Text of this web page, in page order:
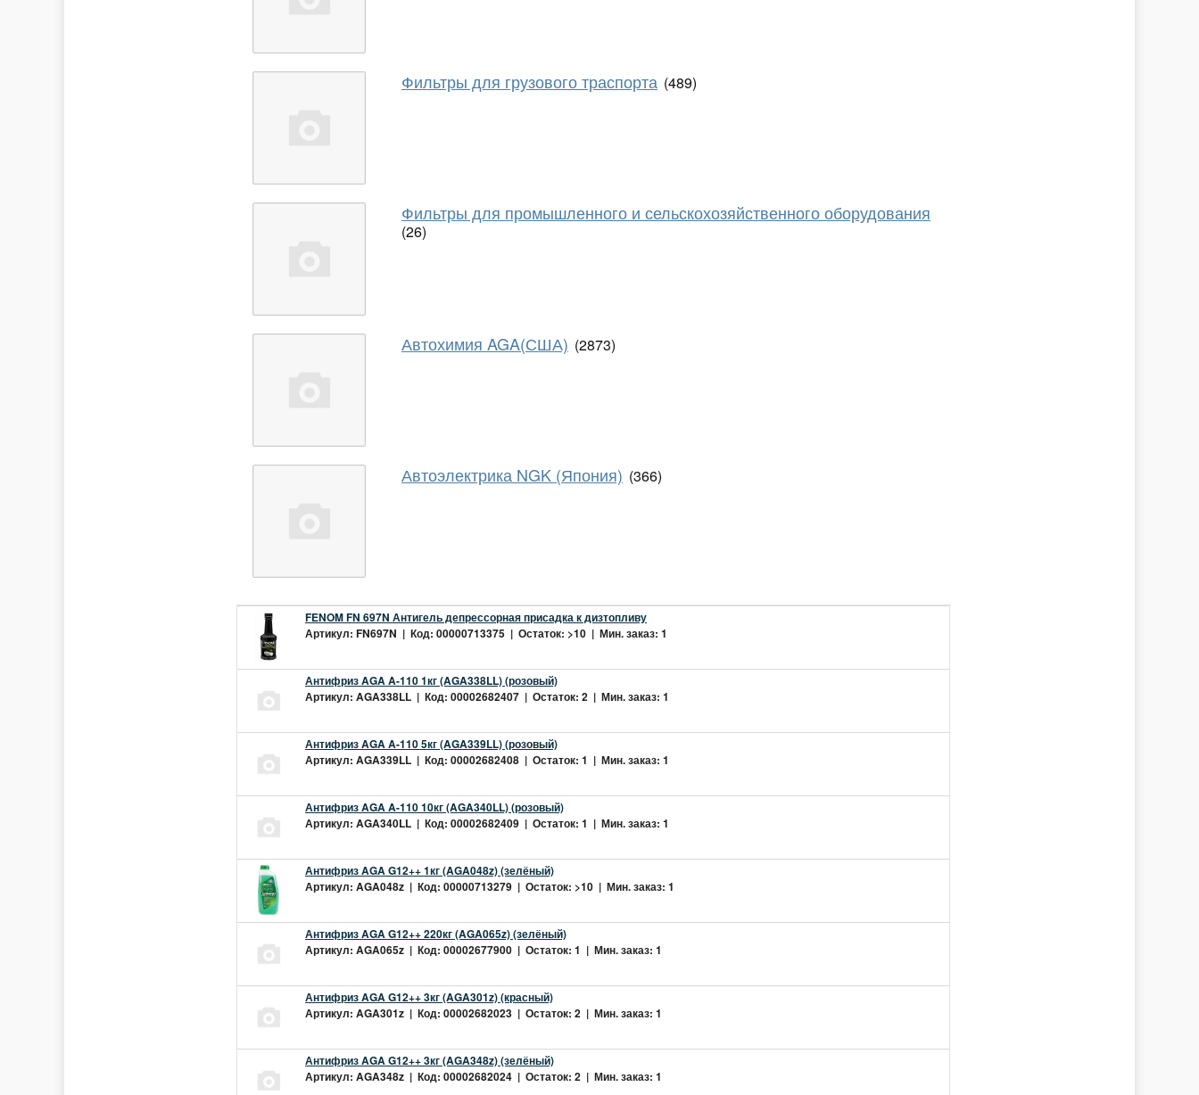
Фильтры для грузового траспорта (489)
Фильтры для промышленного и сельскохозяйственного оборудования
(26)
Автохимия AGA(США) (2873)
Автоэлектрика NGK (Япония) (366)
FENOM FN 697N Антигель депрессорная присадка к дизтопливу
Артикул: FN697N | Код: 00000713375 | Остаток: >10 | Мин. заказ: 1
Антифриз AGA A-110 1кг (AGA338LL) (розовый)
Артикул: AGA338LL | Код: 00002682407 | Остаток: 2 | Мин. заказ: 1
Антифриз AGA A-110 5кг (AGA339LL) (розовый)
Артикул: AGA339LL | Код: 00002682408 | Остаток: 1 | Мин. заказ: 1
Антифриз AGA A-110 10кг (AGA340LL) (розовый)
Артикул: AGA340LL | Код: 00002682409 | Остаток: 1 | Мин. заказ: 1
Антифриз AGA G12++ 1кг (AGA048z) (зелёный)
Артикул: AGA048z | Код: 00000713279 | Остаток: >10 | Мин. заказ: 1
Антифриз AGA G12++ 220кг (AGA065z) (зелёный)
Артикул: AGA065z | Код: 00002677900 | Остаток: 1 | Мин. заказ: 1
Антифриз AGA G12++ 3кг (AGA301z) (красный)
Артикул: AGA301z | Код: 00002682023 | Остаток: 2 | Мин. заказ: 1
Антифриз AGA G12++ 3кг (AGA348z) (зелёный)
Артикул: AGA348z | Код: 00002682024 | Остаток: 2 | Мин. заказ: 1